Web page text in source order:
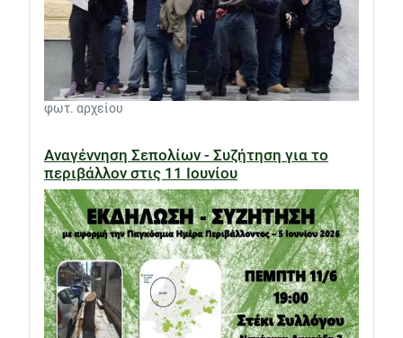
φωτ. αρχείου
Αναγέννηση Σεπολίων - Συζήτηση για το
περιβάλλον στις 11 Ιουνίου